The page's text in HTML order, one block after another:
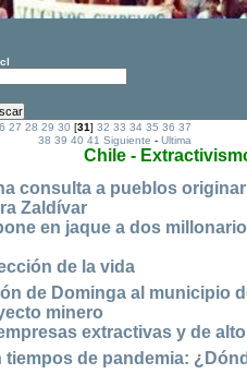
27 28 29 30 [31]32 33 34 35 36 37
38 39 40 41 Siguiente -Ultima
Chile -
consulta a pueblos
Zaldívar
en jaque a dos
de la vida
de Dominga al municipio
minero
extractivas y de
de pandemia: